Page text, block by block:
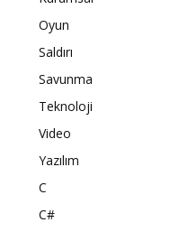
Oyun
Saldırı
Savunma
Teknoloji
Video
Yazılım
C
C#